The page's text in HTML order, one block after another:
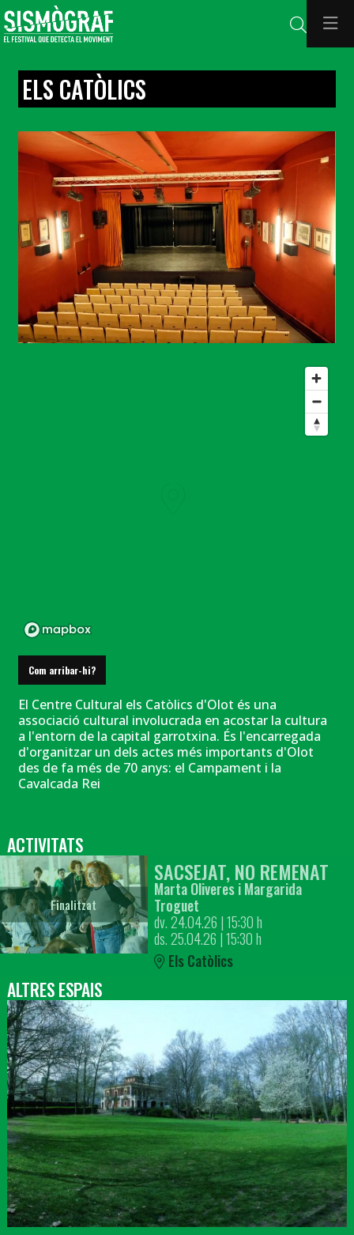
Cerca
ELS CATÒLICS
Com arribar-hi?
El Centre Cultural els Catòlics d'Olot és una
associació cultural involucrada en acostar la cultura
a l'entorn de la capital garrotxina. És l'encarregada
d'organitzar un dels actes més importants d'Olot
des de fa més de 70 anys: el Campament i la
Cavalcada Rei
ACTIVITATS
Finalitzat
SACSEJAT, NO REMENAT
Marta Oliveres i Margarida
Troguet
dv. 24.04.26 |15:30 h
ds. 25.04.26 |15:30 h
Els Catòlics
ALTRES ESPAIS